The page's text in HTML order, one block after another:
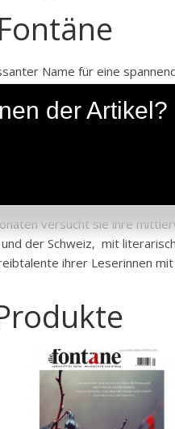
Name für eine
mit ihrem Namen für eine
ihr entspringen geistes-,
anspruchsvollen
immer der Mensch, der es
und Verstand – zu
versucht sie ihre
der Schweiz, mit
ihrer Leserinnen
der